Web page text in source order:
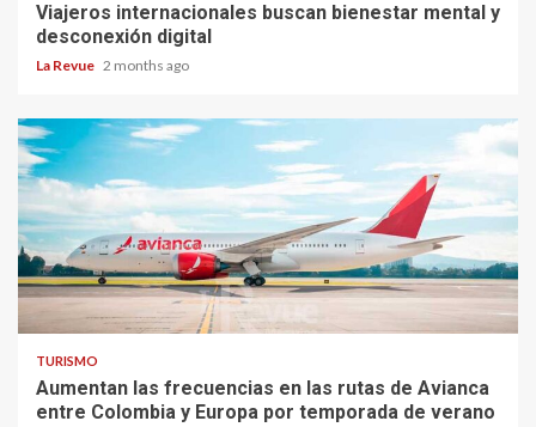
Viajeros internacionales buscan bienestar mental y
desconexión digital
La Revue 2 months ago
TURISMO
Aumentan las frecuencias en las rutas de Avianca
entre Colombia y Europa por temporada de verano